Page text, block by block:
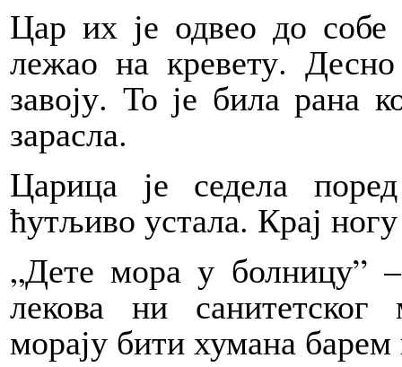
Цар их је одвео до
лежао на кревету.
завоју. То је била рана
зарасла.
Царица је седела
ћутљиво устала. Крај
„Дете мора у болницу”
лекова ни санитетског
морају бити хумана